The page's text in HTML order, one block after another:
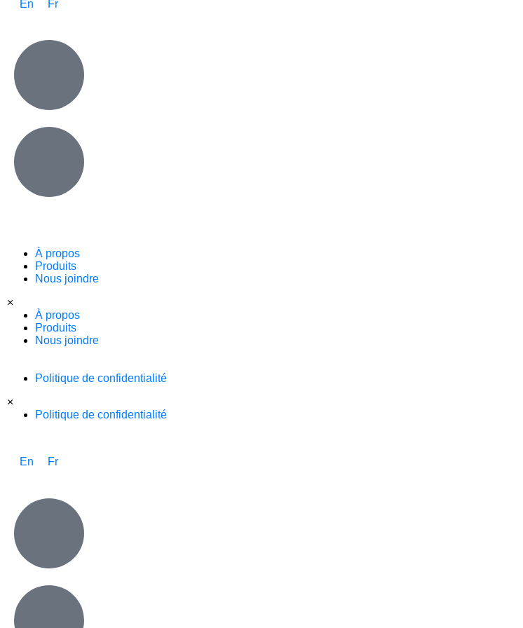
En Fr
À propos
Produits
Nous joindre
×
À propos
Produits
Nous joindre
Politique de confidentialité
×
Politique de confidentialité
En Fr